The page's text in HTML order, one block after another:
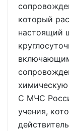
который
настоящий
химическую
С МЧС
учения,